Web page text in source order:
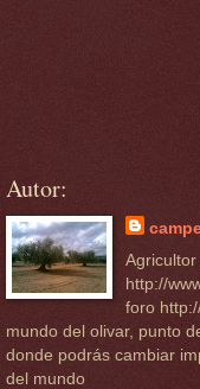
Autor:
http://
foro
mundo del olivar, punto
donde podrás cambiar
del mundo